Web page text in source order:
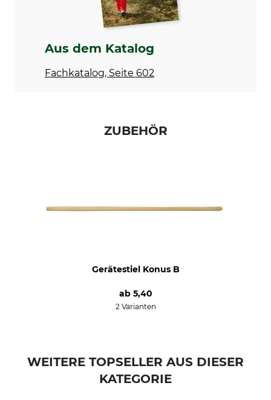
Aus dem Katalog
Fachkatalog, Seite 602
ZUBEHÖR
Gerätestiel Konus B
ab 5,40
2 Varianten
WEITERE TOPSELLER AUS DIESER
KATEGORIE